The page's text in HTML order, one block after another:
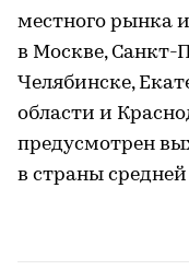
местного рынка
в Москве, Санкт-
Челябинске,
области и
предусмотрен
в страны